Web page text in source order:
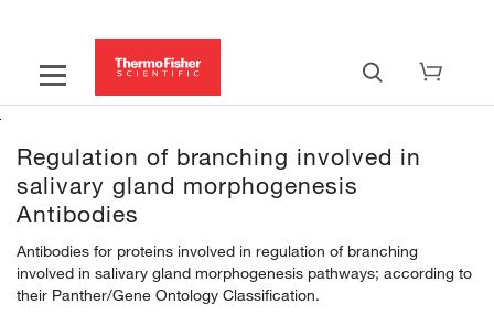
Regulation of branching involved in
salivary gland morphogenesis
Antibodies
Antibodies for proteins involved in regulation of branching
involved in salivary gland morphogenesis pathways; according to
their Panther/Gene Ontology Classification.